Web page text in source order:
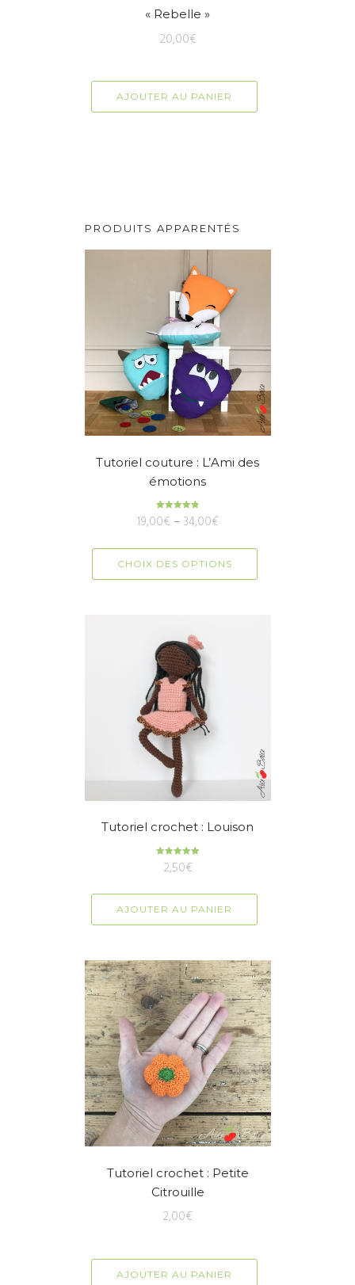
« Rebelle »
20,00€
AJOUTER AU PANIER
PRODUITS APPARENTÉS
Tutoriel couture : L’Ami des
émotions
Note
4.89
19,00€ – 34,00€
CHOIX DES OPTIONS
Tutoriel crochet : Louison
Note
5.00
2,50€
AJOUTER AU PANIER
Tutoriel crochet : Petite
Citrouille
2,00€
AJOUTER AU PANIER